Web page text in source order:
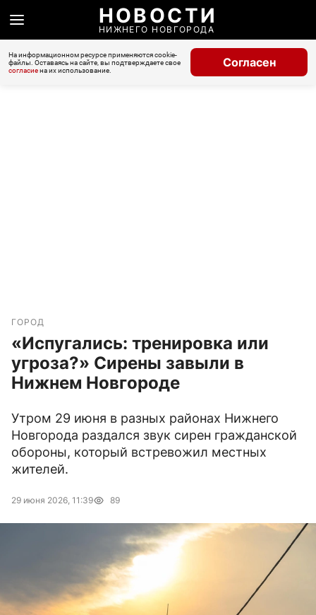
НОВОСТИ
НИЖНЕГО НОВГОРОДА
На информационном ресурсе применяются cookie-
файлы. Оставаясь на сайте, вы подтверждаете свое
согласиена их использование.
Согласен
ГОРОД
«Испугались: тренировка или
угроза?» Сирены завыли в
Нижнем Новгороде
Утром 29 июня в разных районах Нижнего
Новгорода раздался звук сирен гражданской
обороны, который встревожил местных
жителей.
29 июня 2026, 11:39 89